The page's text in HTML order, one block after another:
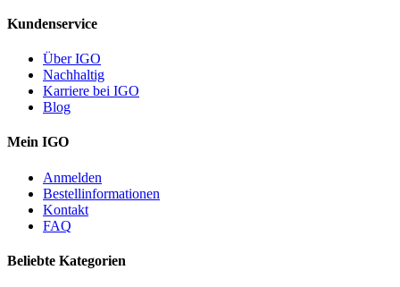
Kundenservice
Über IGO
Nachhaltig
Karriere bei IGO
Blog
Mein IGO
Anmelden
Bestellinformationen
Kontakt
FAQ
Beliebte Kategorien